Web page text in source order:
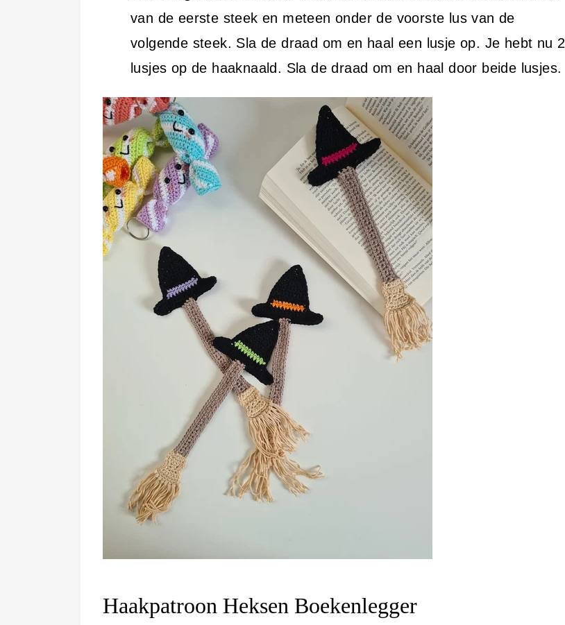
van de eerste steek en meteen onder de voorste lus van de
volgende steek. Sla de draad om en haal een lusje op. Je hebt nu 2
lusjes op de haaknaald. Sla de draad om en haal door beide lusjes.
Haakpatroon Heksen Boekenlegger